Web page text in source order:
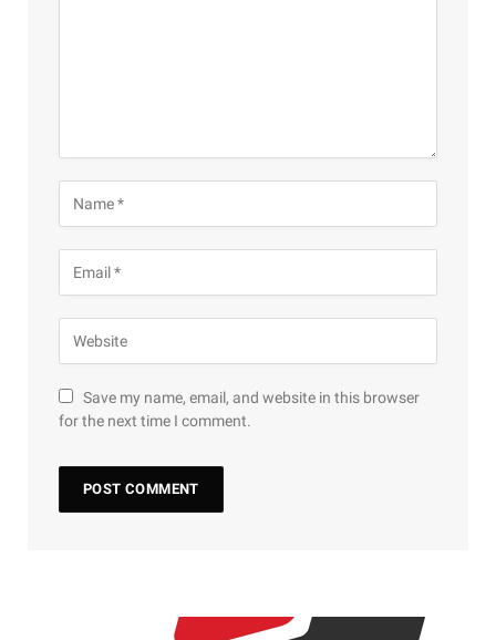
Save my name, email, and website in this browser
for the next time I comment.